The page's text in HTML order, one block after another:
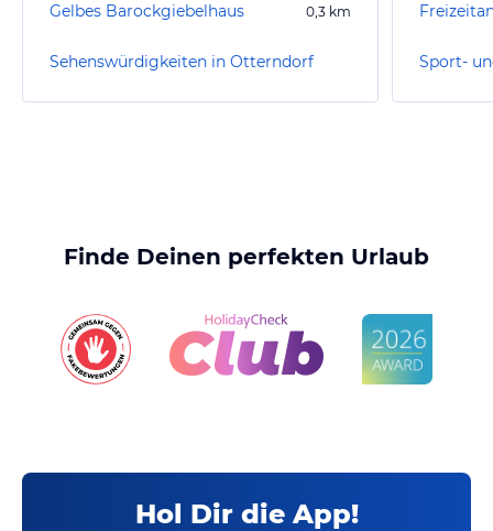
Gelbes Barockgiebelhaus 0,3 km
Sehenswürdigkeiten in Otterndorf
Finde Deinen perfekten Urlaub
Hol Dir die App!